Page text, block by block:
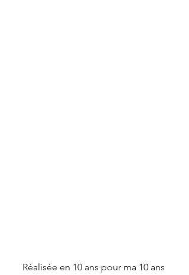
Réalisée en 10 ans pour ma 10 ans